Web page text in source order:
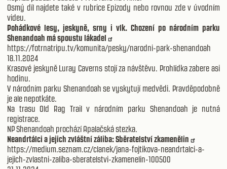
Osmý díl najdete také v rubrice Epizody nebo rovnou zde v úvodním
videu.
Pohádkové lesy, jeskyně, srny i vlk. Chození po národním parku
Shenandoah má spoustu lákadel
https://fotrnatripu.tv/komunita/pesky/narodni-park-shenandoah
18.11.2024
Krasové jeskyně Luray Caverns stojí za návštěvu. Prohlídka zabere asi
hodinu.
V národním parku Shenandoah se vyskytují medvědi. Pravděpodobně
je ale nepotkáte.
Na trasu Old Rag Trail v národním parku Shenandoah je nutná
registrace.
NP Shenandoah prochází Apalačská stezka.
Neandrtálci a jejich zvláštní záliba: Sběratelství zkamenělin
https://medium.seznam.cz/clanek/jana-fojtikova-neandrtalci-a-
jejich-zvlastni-zaliba-sberatelstvi-zkamenelin-100500